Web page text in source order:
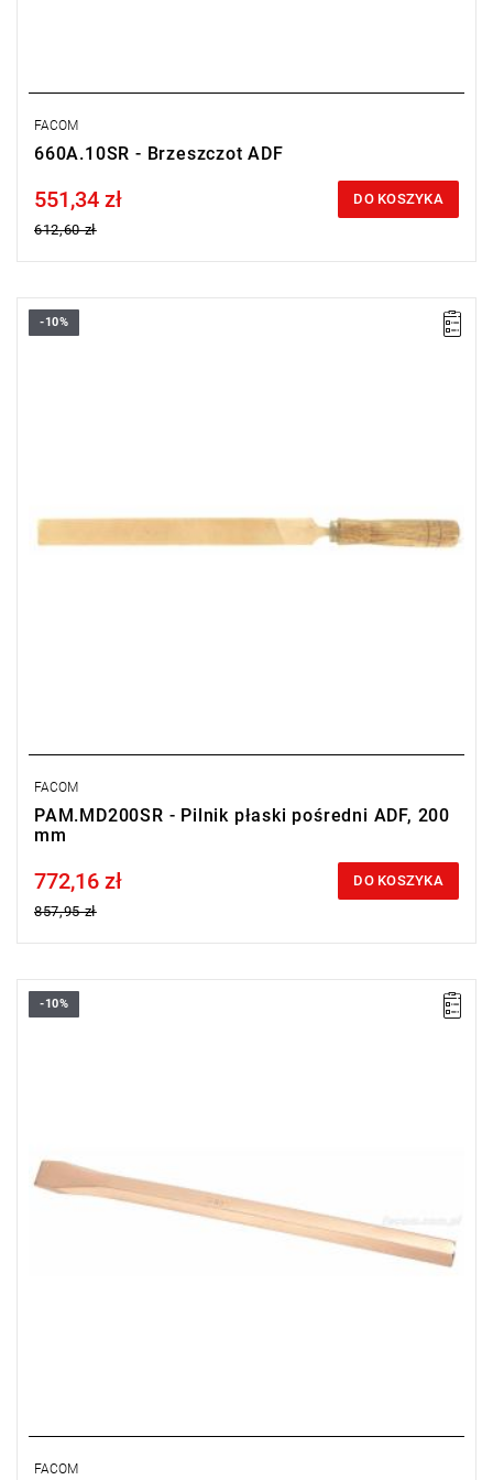
FACOM
660A.10SR - Brzeszczot ADF
Price tax included
551,34 zł
612,60 zł
DO KOSZYKA
Długość: 200 mm,
-10%
FACOM
PAM.MD200SR - Pilnik płaski pośredni ADF, 200
mm
Price tax included
772,16 zł
857,95 zł
DO KOSZYKA
Długość: 300 mm,
-10%
FACOM